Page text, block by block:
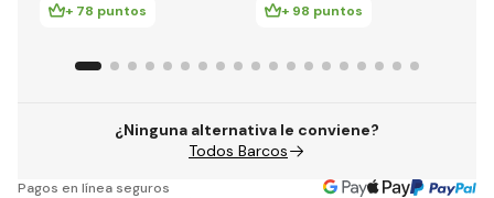
+ 78 puntos
+ 98 puntos
¿Ninguna alternativa le conviene?
Todos Barcos
Pagos en línea seguros